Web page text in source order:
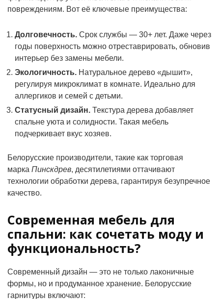
повреждениям. Вот её ключевые преимущества:
Долговечность. Срок службы — 30+ лет. Даже через
годы поверхность можно отреставрировать, обновив
интерьер без замены мебели.
Экологичность. Натуральное дерево «дышит»,
регулируя микроклимат в комнате. Идеально для
аллергиков и семей с детьми.
Статусный дизайн. Текстура дерева добавляет
спальне уюта и солидности. Такая мебель
подчеркивает вкус хозяев.
Белорусские производители, такие как торговая
марка Пинскдрев, десятилетиями оттачивают
технологии обработки дерева, гарантируя безупречное
качество.
Современная мебель для
спальни: как сочетать моду и
функциональность?
Современный дизайн — это не только лаконичные
формы, но и продуманное хранение. Белорусские
гарнитуры включают: